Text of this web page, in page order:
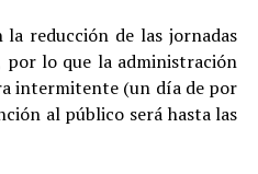
la reducción de las jornadas
por lo que la administración
intermitente (un día de por
al público será hasta las